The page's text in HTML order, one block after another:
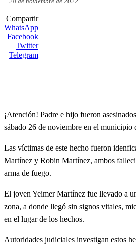
Compartir
WhatsApp
Facebook
Twitter
Telegram
¡Atención! Padre e hijo fueron
sábado 26 de noviembre en el municipio
Las víctimas de este hecho fueron
Martínez y Robin Martínez, ambos
arma de fuego.
El joven Yeimer Martínez fue llevado a
zona, a donde llegó sin signos vitales,
en el lugar de los hechos.
Autoridades judiciales investigan estos